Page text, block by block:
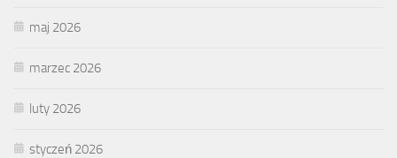
maj 2026
marzec 2026
luty 2026
styczeń 2026